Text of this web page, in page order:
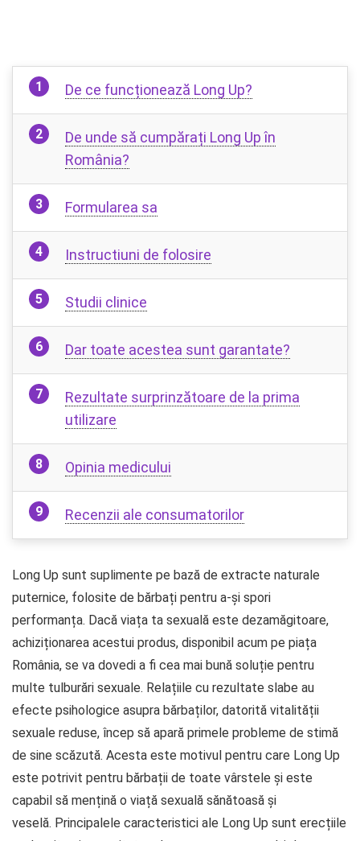
De ce funcționează Long Up?
De unde să cumpărați Long Up în
România?
Formularea sa
Instructiuni de folosire
Studii clinice
Dar toate acestea sunt garantate?
Rezultate surprinzătoare de la prima
utilizare
Opinia medicului
Recenzii ale consumatorilor
Long Up sunt suplimente pe bază de extracte naturale
puternice, folosite de bărbați pentru a-și spori
performanța. Dacă viața ta sexuală este dezamăgitoare,
achiziționarea acestui produs, disponibil acum pe piața
România, se va dovedi a fi cea mai bună soluție pentru
multe tulburări sexuale. Relațiile cu rezultate slabe au
efecte psihologice asupra bărbaților, datorită vitalității
sexuale reduse, încep să apară primele probleme de stimă
de sine scăzută. Acesta este motivul pentru care Long Up
este potrivit pentru bărbații de toate vârstele și este
capabil să mențină o viață sexuală sănătoasă și
veselă. Principalele caracteristici ale Long Up sunt erecțiile